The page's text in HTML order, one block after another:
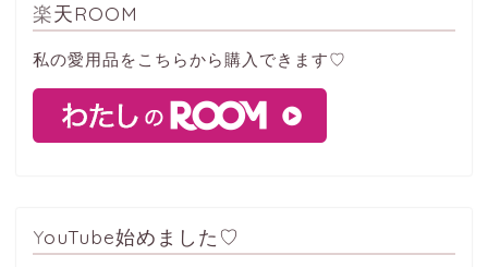
楽天ROOM
私の愛用品をこちらから購入できます♡
YouTube始めました♡